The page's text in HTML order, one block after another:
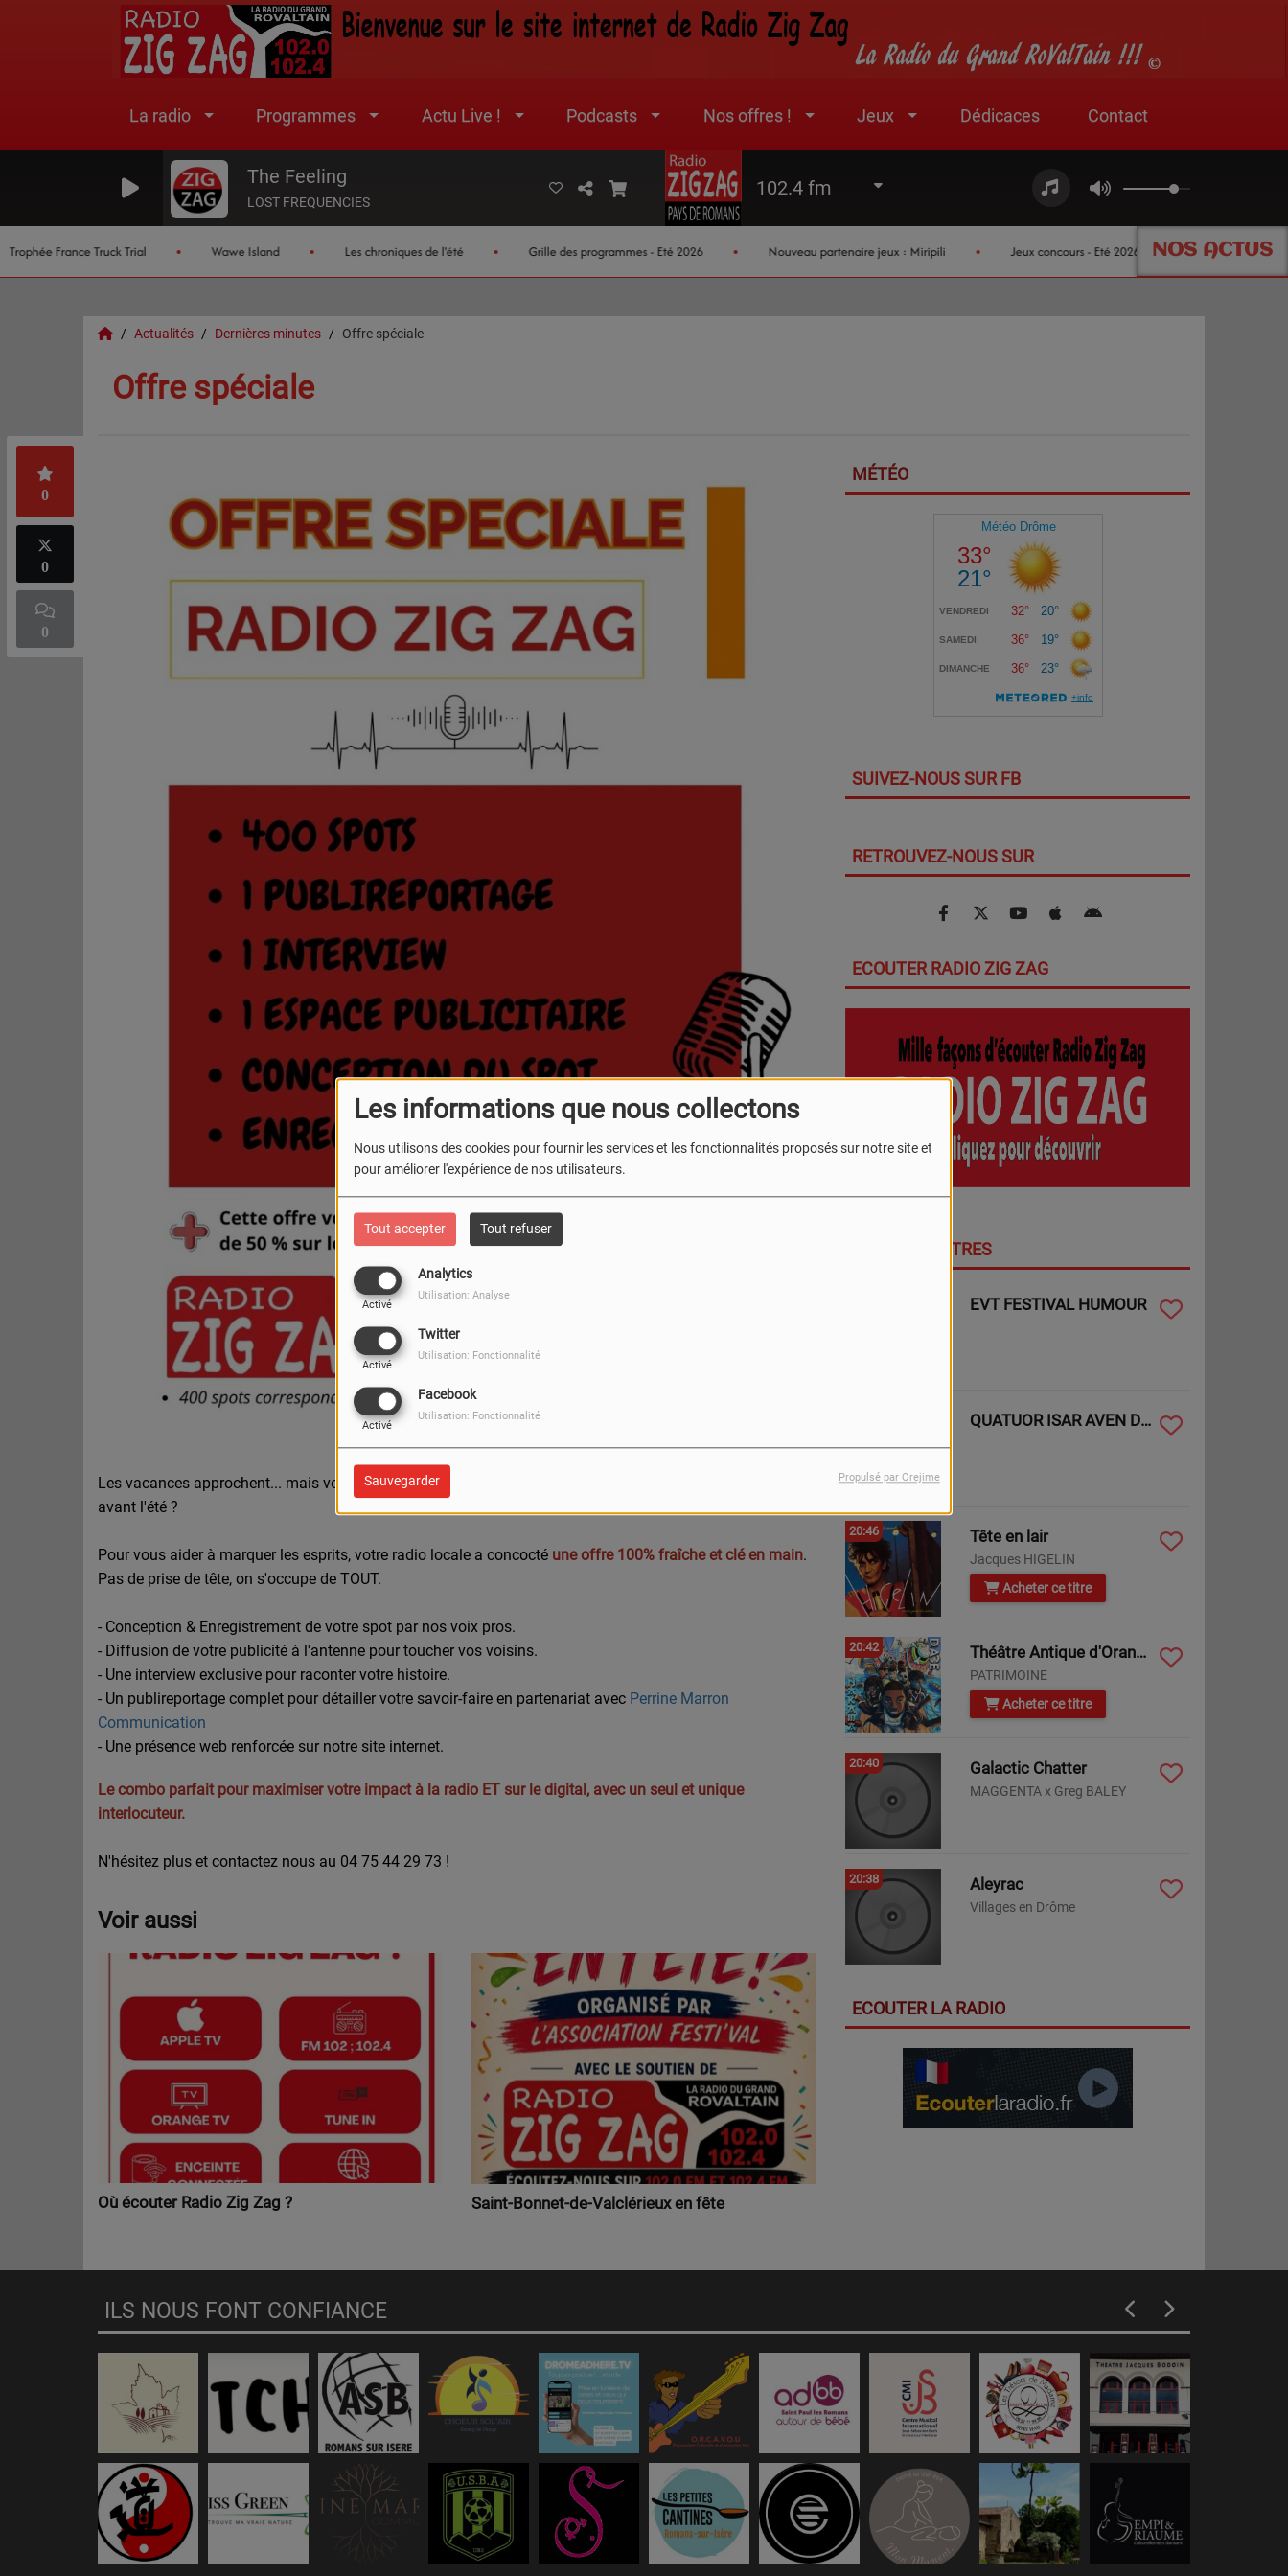
Les informations que nous collectons
Nous utilisons des cookies pour fournir les services et les fonctionnalités proposés sur notre site et
pour améliorer l'expérience de nos utilisateurs.
Tout accepter Tout refuser
Analytics
Activé
Utilisation: Analyse
Twitter
Activé
Utilisation: Fonctionnalité
Facebook
Activé
Utilisation: Fonctionnalité
Sauvegarder Propulsé par Orejime
La radio Programmes Actu Live ! Podcasts Nos offres ! Jeux Dédicaces Contact
The Feeling
LOST FREQUENCIES
102.4 fm
NOS ACTUS
France Truck Trial Wawe Island Les chroniques de l'été Grille des programmes - Eté 2026 Nouveau partenaire jeux : Miripili Jeux concours - Eté 2026 ! Nouveau
Actualités Dernières minutes Offre spéciale
Offre spéciale
0
0
0
Les vacances approchent... mais vos futurs clients sont déjà là ! Et si vous boostiez votre visibilité locale
avant l'été ?
Pour vous aider à marquer les esprits, votre radio locale a concocté une offre 100% fraîche et clé en main.
Pas de prise de tête, on s'occupe de TOUT.
- Conception & Enregistrement de votre spot par nos voix pros.
- Diffusion de votre publicité à l'antenne pour toucher vos voisins.
- Une interview exclusive pour raconter votre histoire.
- Un publireportage complet pour détailler votre savoir-faire en partenariat avec Perrine Marron
Communication
- Une présence web renforcée sur notre site internet.
Le combo parfait pour maximiser votre impact à la radio ET sur le digital, avec un seul et unique
interlocuteur.
N'hésitez plus et contactez nous au 04 75 44 29 73 !
Voir aussi
Où écouter Radio Zig Zag ? Saint-Bonnet-de-Valclérieux en fête
MÉTÉO
SUIVEZ-NOUS SUR FB
RETROUVEZ-NOUS SUR
ECOUTER RADIO ZIG ZAG
DERNIERS TITRES
EVT FESTIVAL HUMOUR
QUATUOR ISAR AVEN D'ORGNAC
20:46 Tête en lair
Jacques HIGELIN
Acheter ce titre
20:42 Théâtre Antique d'Orange
PATRIMOINE
Acheter ce titre
20:40 Galactic Chatter
MAGGENTA x Greg BALEY
20:38 Aleyrac
Villages en Drôme
ECOUTER LA RADIO
ILS NOUS FONT CONFIANCE